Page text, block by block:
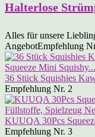
Halterlose
Alles für unsere
AngebotEmpfehlung
36 Stück Squishies
Empfehlung Nr. 2
KUUQA 30Pcs
Empfehlung Nr. 3